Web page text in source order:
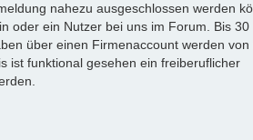
nahezu ausgeschlossen werden
oder ein Nutzer bei uns im Forum. Bis 30
über einen Firmenaccount werden von
ist funktional gesehen ein freiberuflicher